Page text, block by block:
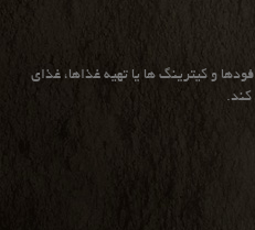
و كیترینگ ها یا تهیه غذاها، غذای